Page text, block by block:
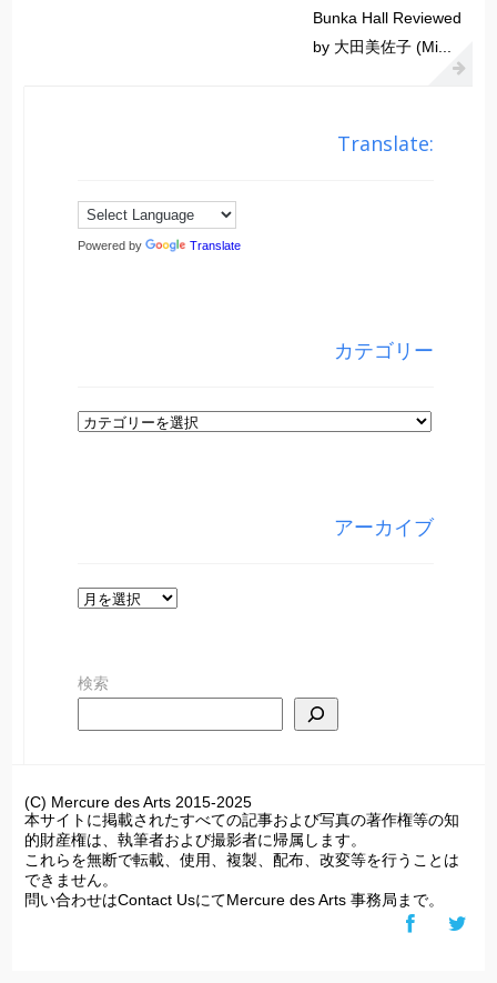
Bunka Hall Reviewed
by 大田美佐子 (Mi...
Translate:
Powered by Translate
カテゴリー
カ
アーカイブ
ア
イ
検索
(C) Mercure des Arts 2015-2025
本サイトに掲載されたすべての記事および写真の著作権等の知
的財産権は、執筆者および撮影者に帰属します。
これらを無断で転載、使用、複製、配布、改変等を行うことは
できません。
問い合わせはContact UsにてMercure des Arts 事務局まで。